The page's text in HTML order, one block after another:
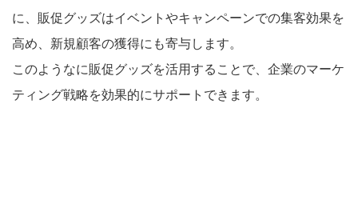
に、販促グッズはイベントやキャンペーンでの集客効果を
高め、新規顧客の獲得にも寄与します。
このようなに販促グッズを活用することで、企業のマーケ
ティング戦略を効果的にサポートできます。